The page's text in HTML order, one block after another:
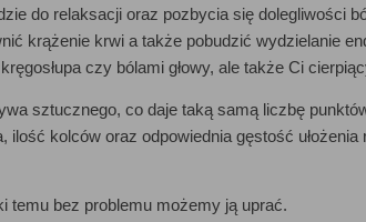
do relaksacji oraz pozbycia się dolegliwości
krążenie krwi a także pobudzić wydzielanie
czy bólami głowy, ale także Ci
sztucznego, co daje taką samą liczbę
kolców oraz odpowiednia gęstość
temu bez problemu możemy ją uprać.